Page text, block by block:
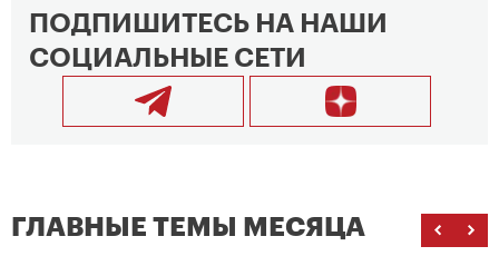
ПОДПИШИТЕСЬ НА НАШИ
СОЦИАЛЬНЫЕ СЕТИ
ГЛАВНЫЕ ТЕМЫ МЕСЯЦА